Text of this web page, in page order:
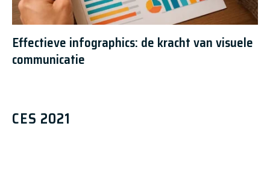
Effectieve infographics: de kracht van visuele
communicatie
CES 2021